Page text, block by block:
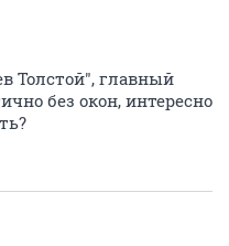
Толстой", главный
без окон, интересно